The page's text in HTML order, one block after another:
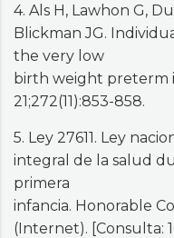
4. Als H, Lawhon G,
Blickman JG.
the very low
birth weight preterm
21;272(11):853-858.
5. Ley 27611. Ley
integral de la salud
primera
infancia. Honorable
(Internet). [Consulta: